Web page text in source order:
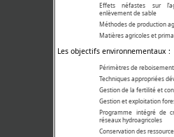
Effets néfastes sur
enlèvement de sable
Méthodes de production
Matières agricoles et
Les objectifs environnementaux :
Périmètres de
Techniques appropriées
Gestion de la fertilité et
Gestion et exploitation
Programme intégré de
réseaux hydroagricoles
Conservation des